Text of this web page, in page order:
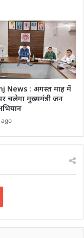
News : अगस्त माह में
चलेगा मुख्यमंत्री जन